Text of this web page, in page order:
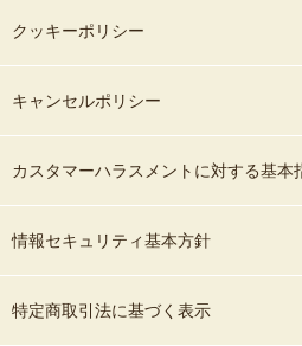
クッキーポリシー
キャンセルポリシー
カスタマーハラスメントに対する基本
情報セキュリティ基本方針
特定商取引法に基づく表示